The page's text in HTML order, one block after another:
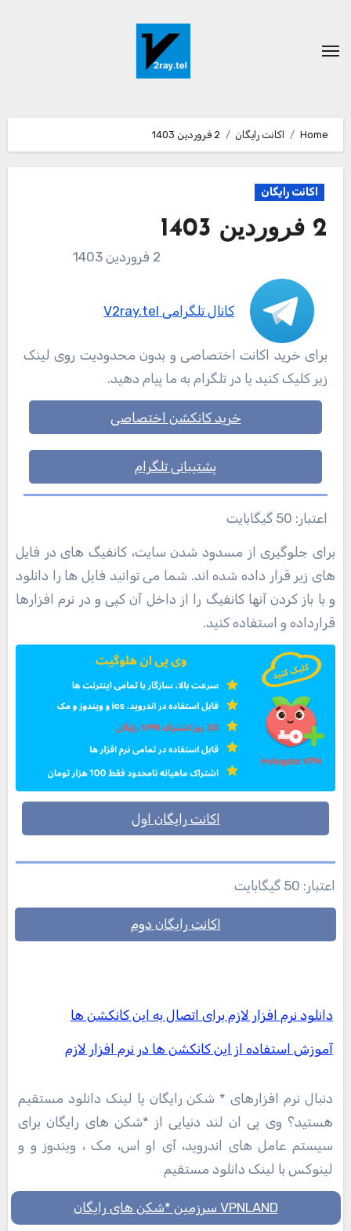
content
Home اکانت رایگان 2 فروردین 1403
اکانت رایگان
2 فروردین 1403
2 فروردین 1403
کانال تلگرامی V2ray.tel
برای خرید اکانت اختصاصی و بدون محدودیت روی لینک
زیر کلیک کنید یا در تلگرام به ما پیام دهید.
خرید کانکشن اختصاصی
پشتیبانی تلگرام
اعتبار: 50 گیگابایت
برای جلوگیری از مسدود شدن سایت، کانفیگ های در فایل
های زیر قرار داده شده اند. شما می توانید فایل ها را دانلود
و با باز کردن آنها کانفیگ را از داخل آن کپی و در نرم افزارها
قرارداده و استفاده کنید.
اکانت رایگان اول
اعتبار: 50 گیگابایت
اکانت رایگان دوم
دانلود نرم افزار لازم برای اتصال به این کانکشن ها
آموزش استفاده از این کانکشن ها در نرم افزار لازم
دنبال نرم افزارهای * شکن رایگان یا لینک دانلود مستقیم
هستید؟ وی پی ان لند دنیایی از *شکن های رایگان برای
سیستم عامل های اندروید، آی او اس، مک ، ویندوز و و
لینوکس با لینک دانلود مستقیم
VPNLAND سرزمین *شکن های رایگان